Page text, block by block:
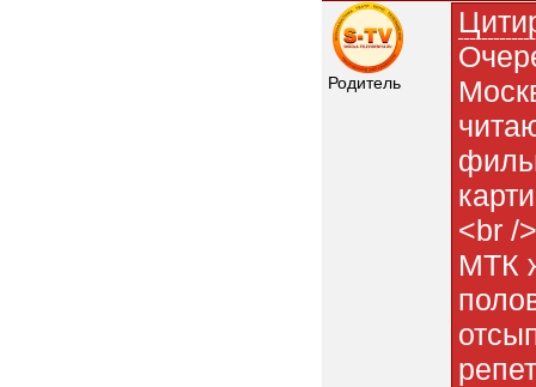
Родитель
<br /
МТК